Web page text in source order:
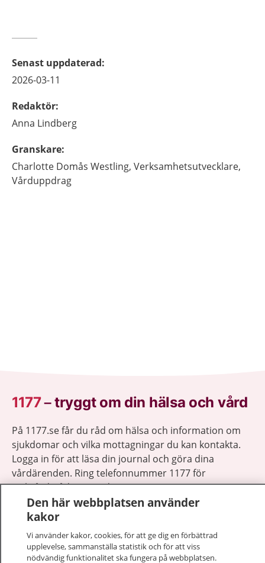
Senast uppdaterad:
2026-03-11
Redaktör:
Anna Lindberg
Granskare:
Charlotte Domås Westling, Verksamhetsutvecklare,
Vårduppdrag
1177–tryggt om din hälsa och vård
På 1177.se får du råd om hälsa och information om
sjukdomar och vilka mottagningar du kan kontakta.
Logga in för att läsa din journal och göra dina
vårdärenden. Ring telefonnummer 1177 för
sjukvårdsrådgivning dygnet runt.
1177 ger dig råd när du vill må bättre.
Den här webbplatsen använder
kakor
Vi använder kakor, cookies, för att ge dig en förbättrad
upplevelse, sammanställa statistik och för att viss
nödvändig funktionalitet ska fungera på webbplatsen.